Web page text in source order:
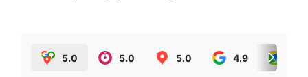
5.0 5.0 5.0 4.9